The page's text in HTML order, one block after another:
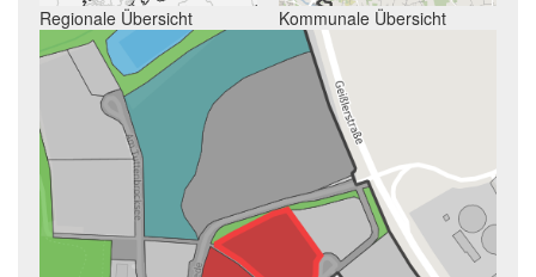
Regionale Übersicht Kommunale Übersicht